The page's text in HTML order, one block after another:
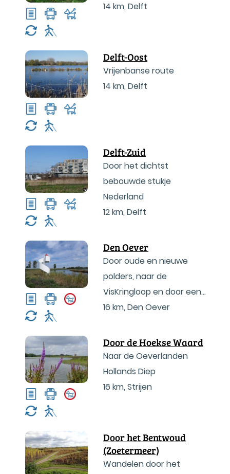
14 km, Delft
Delft-Oost
Vrijenbanse route
14 km, Delft
Delft-Zuid
Door het dichtst
bebouwde stukje
Nederland
12 km, Delft
Den Oever
Door oude en nieuwe
polders, naar de
VisKringloop en door een
heus bos!
16 km, Den Oever
Door de Hoekse Waard
Naar de Oeverlanden
Hollands Diep
16 km, Strijen
Door het Bentwoud
(Zoetermeer)
Wandelen door het